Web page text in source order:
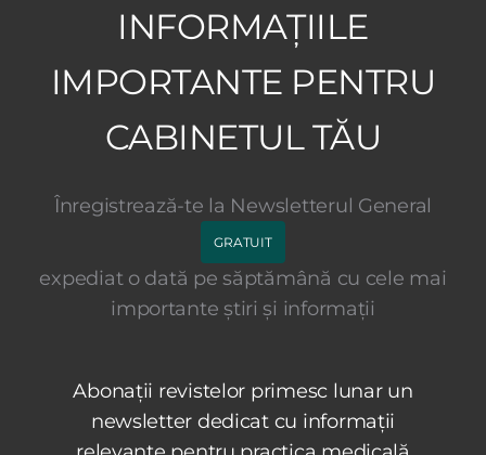
INFORMAȚIILE
IMPORTANTE PENTRU
CABINETUL TĂU
Înregistrează-te la Newsletterul General
GRATUIT
expediat o dată pe săptămână cu cele mai
importante știri și informații
Abonații revistelor primesc lunar un
newsletter dedicat cu informații